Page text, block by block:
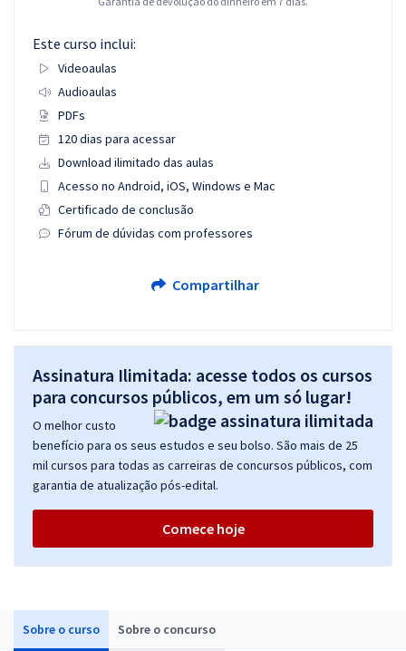
Sobre o curso Sobre o concurso
Este curso inclui:
Videoaulas
Audioaulas
PDFs
120 dias para acessar
Download ilimitado das aulas
Acesso no Android, iOS, Windows e Mac
Certificado de conclusão
Fórum de dúvidas com professores
Compartilhar
Assinatura Ilimitada: acesse todos os cursos
para concursos públicos, em um só lugar!
O melhor custo
benefício para os seus estudos e seu bolso. São mais de 25
mil cursos para todas as carreiras de concursos públicos, com
garantia de atualização pós-edital.
Comece hoje